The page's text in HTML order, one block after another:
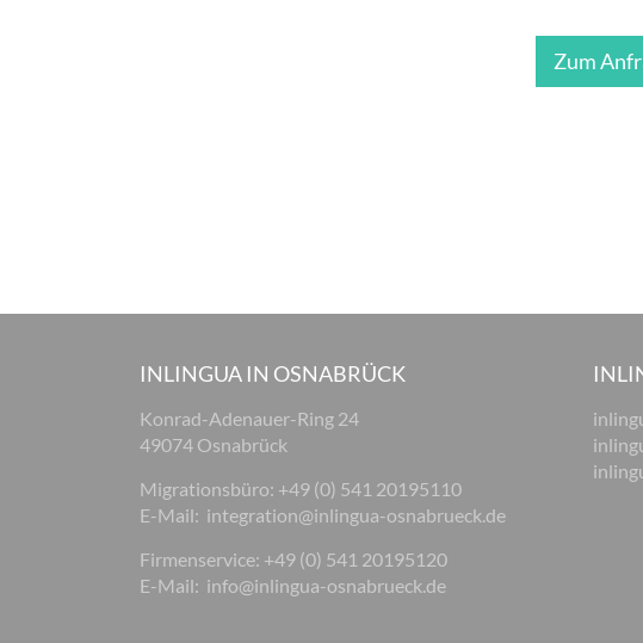
Zum
INLINGUA IN OSNABRÜCK
Konrad-Adenauer-Ring 24
49074 Osnabrück
Migrationsbüro: +49 (0) 541 20195110
E-Mail: integration@inlingua-osnabrueck.de
Firmenservice: +49 (0) 541 20195120
E-Mail: info@inlingua-osnabrueck.de